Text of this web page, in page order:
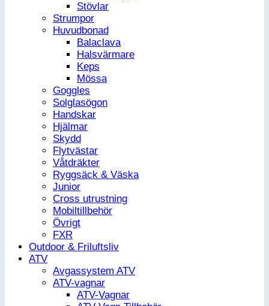
Stövlar
Strumpor
Huvudbonad
Balaclava
Halsvärmare
Keps
Mössa
Goggles
Solglasögon
Handskar
Hjälmar
Skydd
Flytvästar
Våtdräkter
Ryggsäck & Väska
Junior
Cross utrustning
Mobiltillbehör
Övrigt
FXR
Outdoor & Friluftsliv
ATV
Avgassystem ATV
ATV-vagnar
ATV-Vagnar